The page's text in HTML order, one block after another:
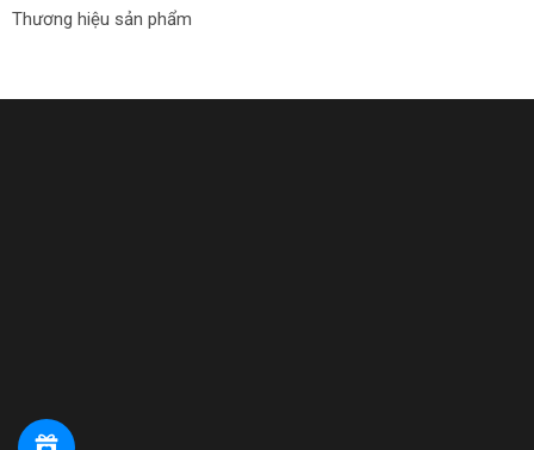
Thương hiệu sản phẩm